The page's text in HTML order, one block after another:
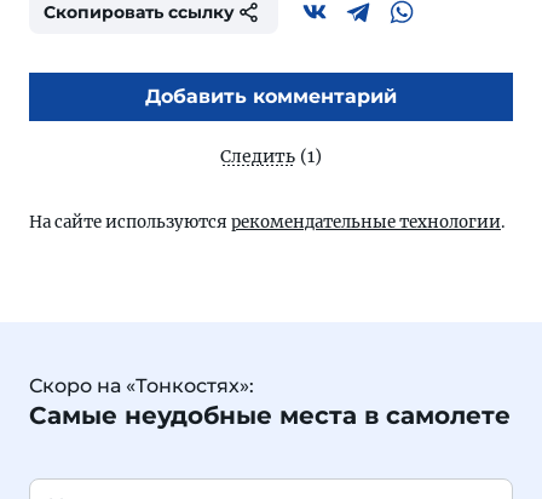
Скопировать ссылку
Добавить комментарий
Следить (1)
На сайте используются рекомендательные технологии.
Скоро на «Тонкостях»:
Самые неудобные места в самолете